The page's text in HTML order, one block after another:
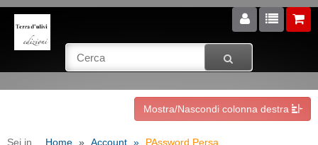
Mostra/Nascondi colonna destra
Sei in Home Account PAssword Persa